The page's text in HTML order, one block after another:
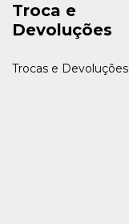
Troca e
Devoluções
Trocas e Devoluções